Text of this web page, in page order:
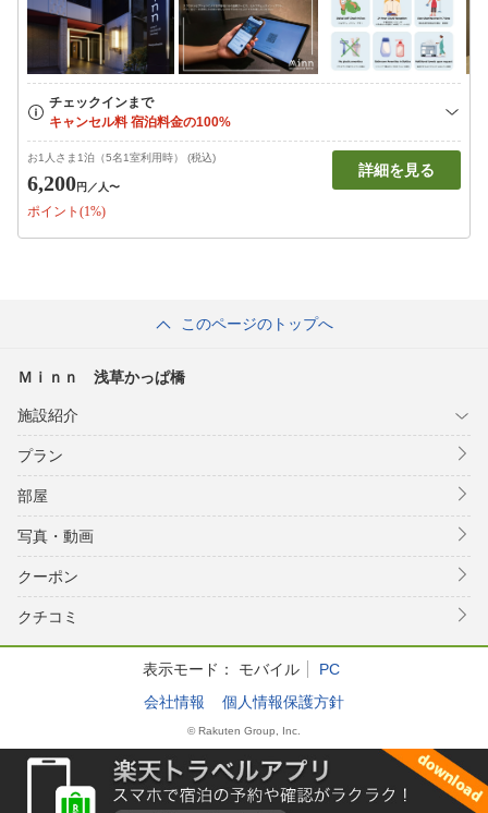
お1人さま1泊（5名1室利用時） (税込)
6,200円 ／人〜
ポイント(1%)
詳細を見る
このページのトップへ
Ｍｉｎｎ 浅草かっぱ橋
施設紹介
プラン
部屋
写真・動画
クーポン
クチコミ
表示モード： モバイル
PC
会社情報
個人情報保護方針
© Rakuten Group, Inc.